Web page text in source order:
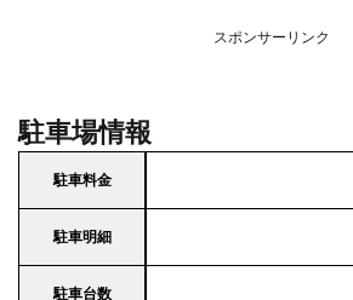
スポンサーリンク
駐車場情報
駐車料金
駐車明細
駐車台数